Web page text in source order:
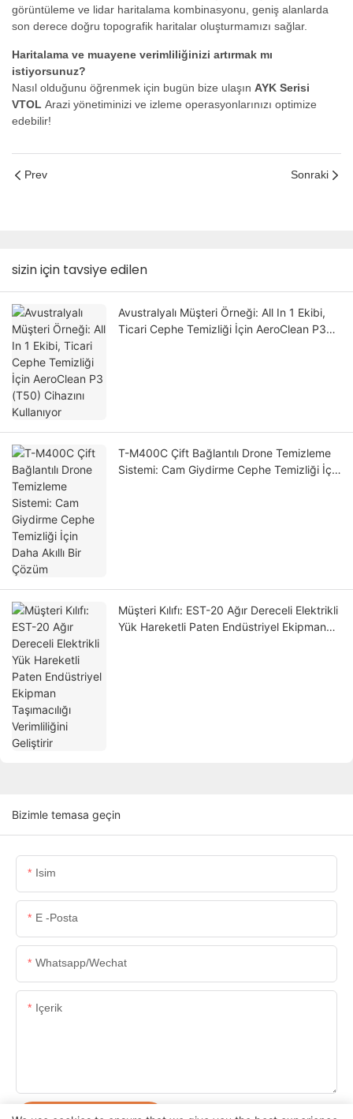
görüntüleme ve lidar haritalama kombinasyonu, geniş alanlarda
son derece doğru topografik haritalar oluşturmamızı sağlar.
Haritalama ve muayene verimliliğinizi artırmak mı
istiyorsunuz?
Nasıl olduğunu öğrenmek için bugün bize ulaşın AYK Serisi
VTOL Arazi yönetiminizi ve izleme operasyonlarınızı optimize
edebilir!
Prev Sonraki
sizin için tavsiye edilen
Avustralyalı Müşteri Örneği: All In 1 Ekibi,
Ticari Cephe Temizliği İçin AeroClean P3
T-M400C Çift Bağlantılı Drone Temizleme
Sistemi: Cam Giydirme Cephe Temizliği İçin
Müşteri Kılıfı: EST-20 Ağır Dereceli Elektrikli
Yük Hareketli Paten Endüstriyel Ekipman
Bizimle temasa geçin
Isim
E -posta
Whatsapp/wechat
Içerik